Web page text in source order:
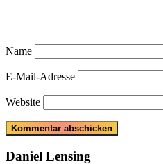
Name
E-Mail-Adresse
Website
Daniel Lensing